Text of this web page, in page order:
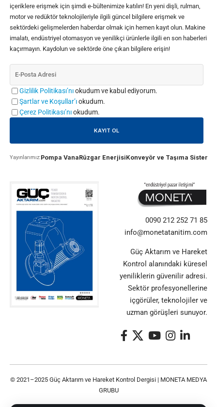
içeriklere erişmek için şimdi e-bültenimize katılın! En yeni dişli, rulman,
motor ve redüktör teknolojileriyle ilgili güncel bilgilere erişmek ve
sektördeki gelişmelerden haberdar olmak için hemen kayıt olun. Makine
imalatı, endüstriyel otomasyon ve yenilikçi ürünlerle ilgili en son haberleri
kaçırmayın. Kaydolun ve sektörde öne çıkan bilgilere erişin!
Gizlilik Politikası’nıokudum ve kabul ediyorum.
Şartlar ve Koşullar’ıokudum.
Çerez Politikası’nıokudum.
Yayınlarımız:Pompa VanaRüzgar EnerjisiKonveyör ve Taşıma
0090 212 252 71 85
info@monetatanitim.com
Güç Aktarım ve Hareket
Kontrol alanındaki küresel
yeniliklerin güvenilir adresi.
Sektör profesyonellerine
içgörüler, teknolojiler ve
uzman görüşleri sunuyor.
© 2021–2025 Güç Aktarım ve Hareket Kontrol Dergisi | MONETA MEDYA
GRUBU